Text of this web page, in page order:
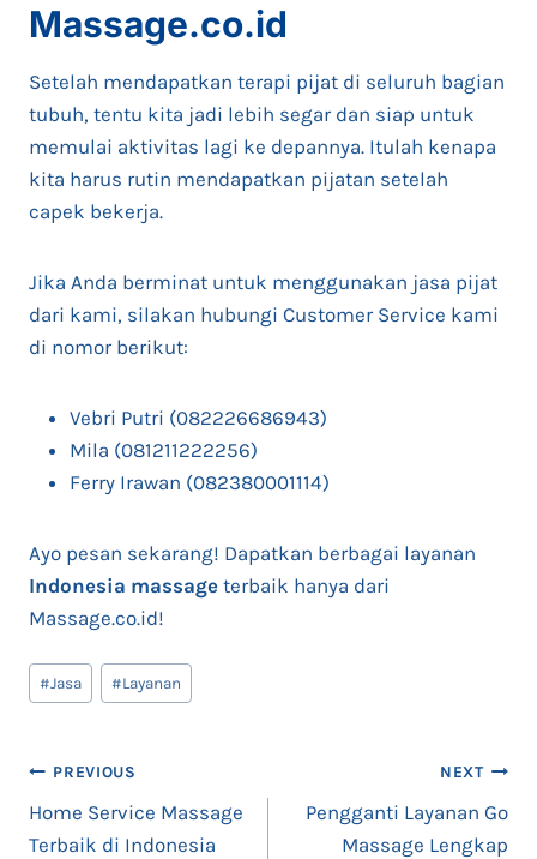
Massage.co.id
Setelah mendapatkan terapi pijat di seluruh bagian
tubuh, tentu kita jadi lebih segar dan siap untuk
memulai aktivitas lagi ke depannya. Itulah kenapa
kita harus rutin mendapatkan pijatan setelah
capek bekerja.
Jika Anda berminat untuk menggunakan jasa pijat
dari kami, silakan hubungi Customer Service kami
di nomor berikut:
Vebri Putri (082226686943)
Mila (081211222256)
Ferry Irawan (082380001114)
Ayo pesan sekarang! Dapatkan berbagai layanan
Indonesia massage terbaik hanya dari
Massage.co.id!
Post
Tags:
#Jasa #Layanan
Post
navigation
PREVIOUS
Home Service Massage
Terbaik di Indonesia
NEXT
Pengganti Layanan Go
Massage Lengkap